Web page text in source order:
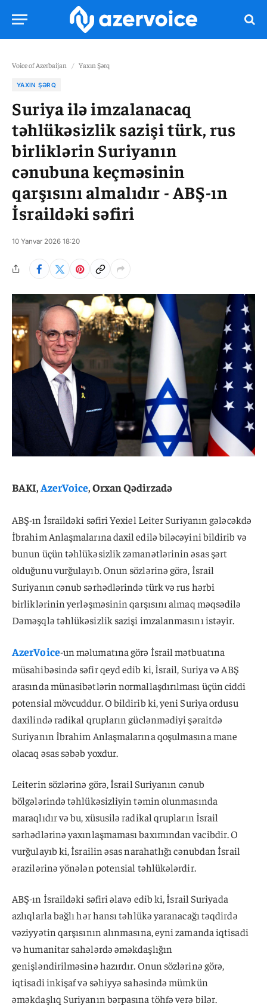
Voice of Azerbaijan / Yaxın Şərq
YAXIN ŞƏRQ
Suriya ilə imzalanacaq
təhlükəsizlik sazişi türk, rus
birliklərin Suriyanın
cənubuna keçməsinin
qarşısını almalıdır - ABŞ-ın
İsraildəki səfiri
10 Yanvar 2026 18:20
BAKI,AzerVoice, Orxan Qədirzadə
ABŞ-ın İsraildəki səfiri Yexiel Leiter Suriyanın gələcəkdə
İbrahim Anlaşmalarına daxil edilə biləcəyini bildirib və
bunun üçün təhlükəsizlik zəmanətlərinin əsas şərt
olduğunu vurğulayıb. Onun sözlərinə görə, İsrail
Suriyanın cənub sərhədlərində türk və rus hərbi
birliklərinin yerləşməsinin qarşısını almaq məqsədilə
Dəməşqlə təhlükəsizlik sazişi imzalanmasını istəyir.
AzerVoice-un məlumatına görə İsrail mətbuatına
müsahibəsində səfir qeyd edib ki, İsrail, Suriya və ABŞ
arasında münasibətlərin normallaşdırılması üçün ciddi
potensial mövcuddur. O bildirib ki, yeni Suriya ordusu
daxilində radikal qrupların güclənmədiyi şəraitdə
Suriyanın İbrahim Anlaşmalarına qoşulmasına mane
olacaq əsas səbəb yoxdur.
Leiterin sözlərinə görə, İsrail Suriyanın cənub
bölgələrində təhlükəsizliyin təmin olunmasında
maraqlıdır və bu, xüsusilə radikal qrupların İsrail
sərhədlərinə yaxınlaşmaması baxımından vacibdir. O
vurğulayıb ki, İsrailin əsas narahatlığı cənubdan İsrail
ərazilərinə yönələn potensial təhlükələrdir.
ABŞ-ın İsraildəki səfiri əlavə edib ki, İsrail Suriyada
azlıqlarla bağlı hər hansı təhlükə yaranacağı təqdirdə
vəziyyətin qarşısının alınmasına, eyni zamanda iqtisadi
və humanitar sahələrdə əməkdaşlığın
genişləndirilməsinə hazırdır. Onun sözlərinə görə,
iqtisadi inkişaf və səhiyyə sahəsində mümkün
əməkdaşlıq Suriyanın bərpasına töhfə verə bilər.